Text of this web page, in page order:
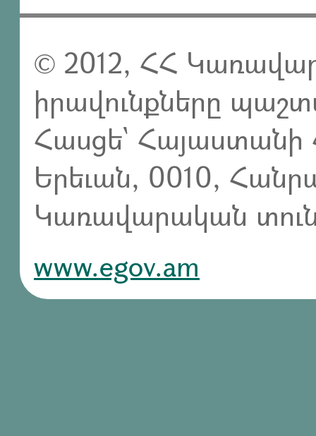
© 2012, ՀՀ
իրավունքները
Հասցե` Հայաստանի
Երեւան, 0010,
Կառավարական
www.egov.am